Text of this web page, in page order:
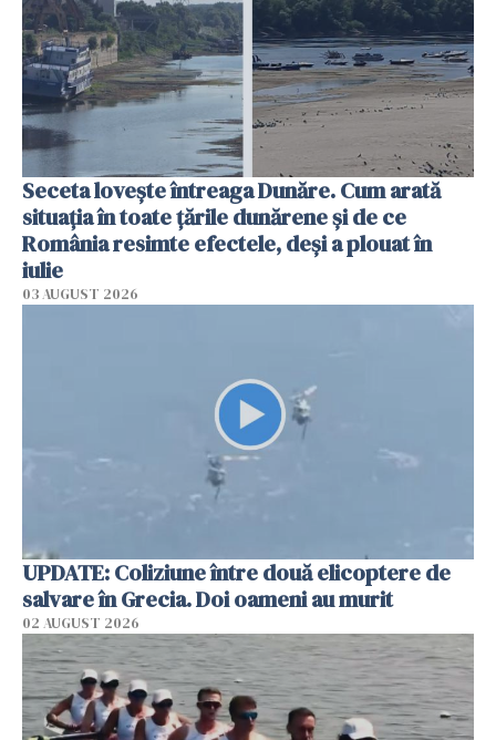
Seceta lovește întreaga Dunăre. Cum arată
situația în toate țările dunărene și de ce
România resimte efectele, deși a plouat în
iulie
03 AUGUST 2026
UPDATE: Coliziune între două elicoptere de
salvare în Grecia. Doi oameni au murit
02 AUGUST 2026